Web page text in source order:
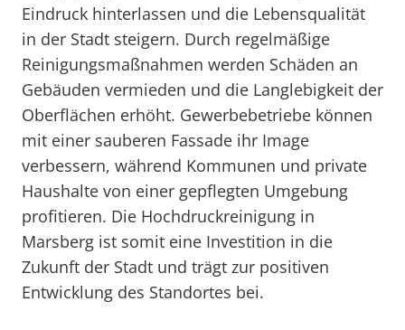
Eindruck hinterlassen und die Lebensqualität
in der Stadt steigern. Durch regelmäßige
Reinigungsmaßnahmen werden Schäden an
Gebäuden vermieden und die Langlebigkeit der
Oberflächen erhöht. Gewerbebetriebe können
mit einer sauberen Fassade ihr Image
verbessern, während Kommunen und private
Haushalte von einer gepflegten Umgebung
profitieren. Die Hochdruckreinigung in
Marsberg ist somit eine Investition in die
Zukunft der Stadt und trägt zur positiven
Entwicklung des Standortes bei.